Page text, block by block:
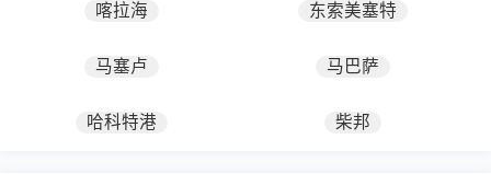
喀拉海 东索美塞特
马塞卢 马巴萨
哈科特港 柴邦